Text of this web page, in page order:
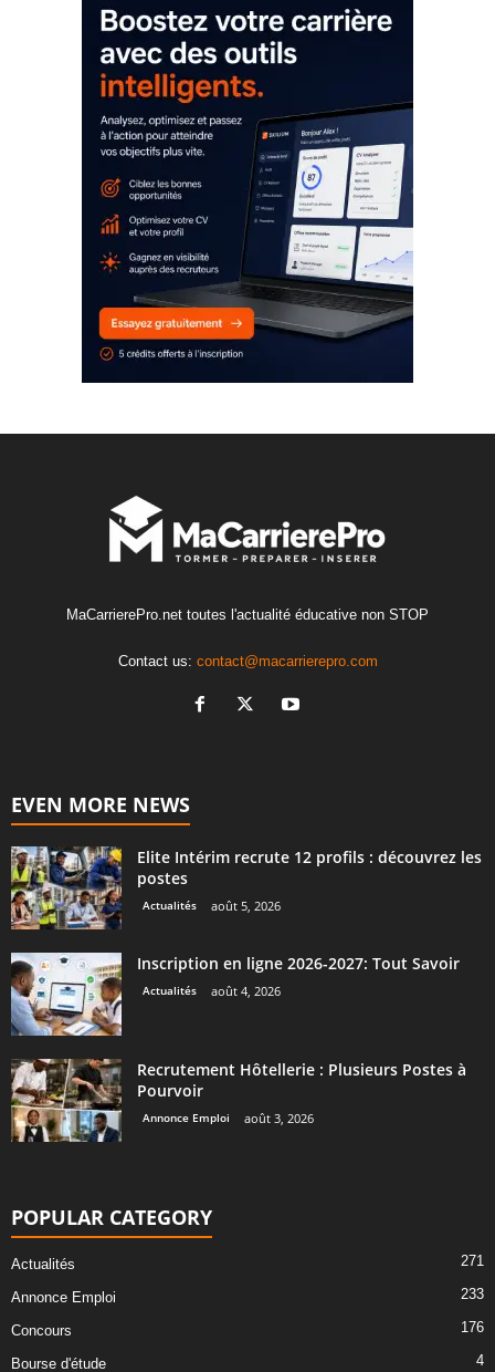
MaCarrierePro.net toutes l'actualité éducative non STOP
Contact us: contact@macarrierepro.com
EVEN MORE NEWS
Elite Intérim recrute 12 profils : découvrez les
postes
Actualités août 5, 2026
Inscription en ligne 2026-2027: Tout Savoir
Actualités août 4, 2026
Recrutement Hôtellerie : Plusieurs Postes à
Pourvoir
Annonce Emploi août 3, 2026
POPULAR CATEGORY
Actualités 271
Annonce Emploi 233
Concours 176
Bourse d'étude 4